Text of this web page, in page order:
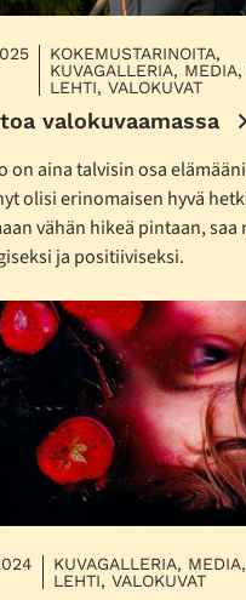
KOKEMUSTARINOITA,
KUVAGALLERIA,
LEHTI, VALOKUVAT
valokuvaamassa
on aina talvisin osa
olisi erinomaisen hyvä
vähän hikeä pintaan, saa
ja positiiviseksi.
KUVAGALLERIA,
LEHTI, VALOKUVAT